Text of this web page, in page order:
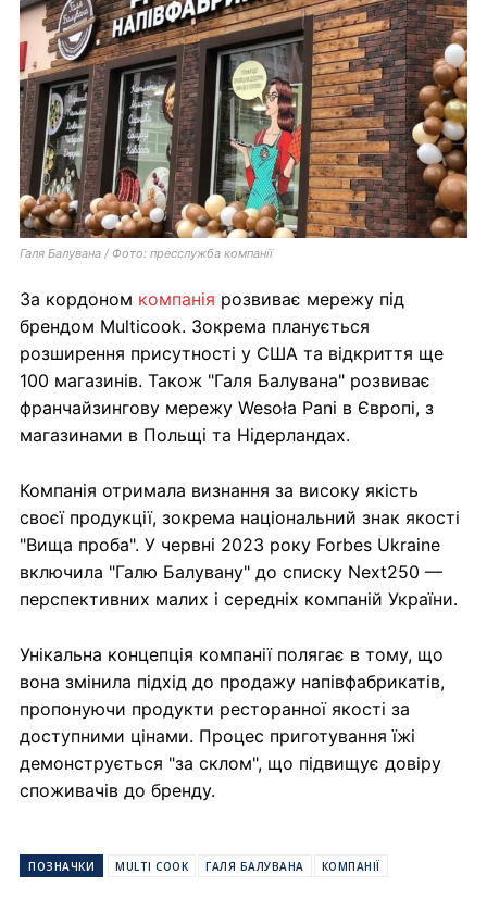
Галя Балувана / Фото: пресслужба компанії
За кордоном компанія розвиває мережу під
брендом Multicook. Зокрема планується
розширення присутності у США та відкриття ще
100 магазинів. Також "Галя Балувана" розвиває
франчайзингову мережу Wesoła Pani в Європі, з
магазинами в Польщі та Нідерландах.
Компанія отримала визнання за високу якість
своєї продукції, зокрема національний знак якості
"Вища проба". У червні 2023 року Forbes Ukraine
включила "Галю Балувану" до списку Next250 —
перспективних малих і середніх компаній України.
Унікальна концепція компанії полягає в тому, що
вона змінила підхід до продажу напівфабрикатів,
пропонуючи продукти ресторанної якості за
доступними цінами. Процес приготування їжі
демонструється "за склом", що підвищує довіру
споживачів до бренду.
ПОЗНАЧКИ MULTI COOK ГАЛЯ БАЛУВАНА КОМПАНІЇ